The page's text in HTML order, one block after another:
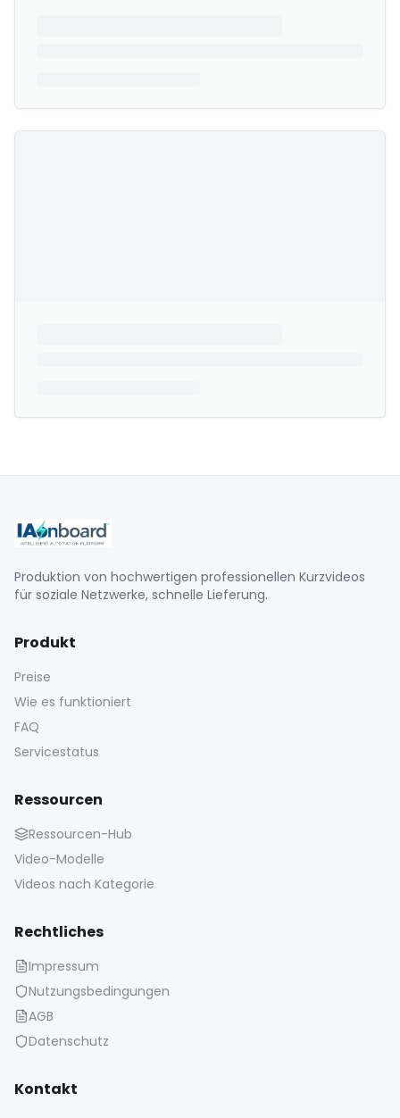
Produktion von hochwertigen professionellen Kurzvideos
für soziale Netzwerke, schnelle Lieferung.
Produkt
Preise
Wie es funktioniert
FAQ
Servicestatus
Ressourcen
Ressourcen-Hub
Video-Modelle
Videos nach Kategorie
Rechtliches
Impressum
Nutzungsbedingungen
AGB
Datenschutz
Kontakt